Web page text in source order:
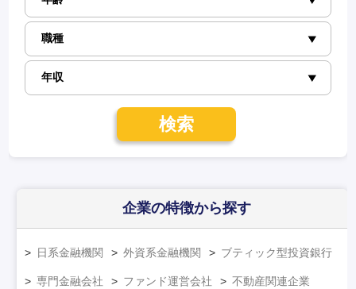
検索
企業の特徴から探す
日系金融機関 外資系金融機関 ブティック型投資銀行
専門金融会社 ファンド運営会社 不動産関連企業